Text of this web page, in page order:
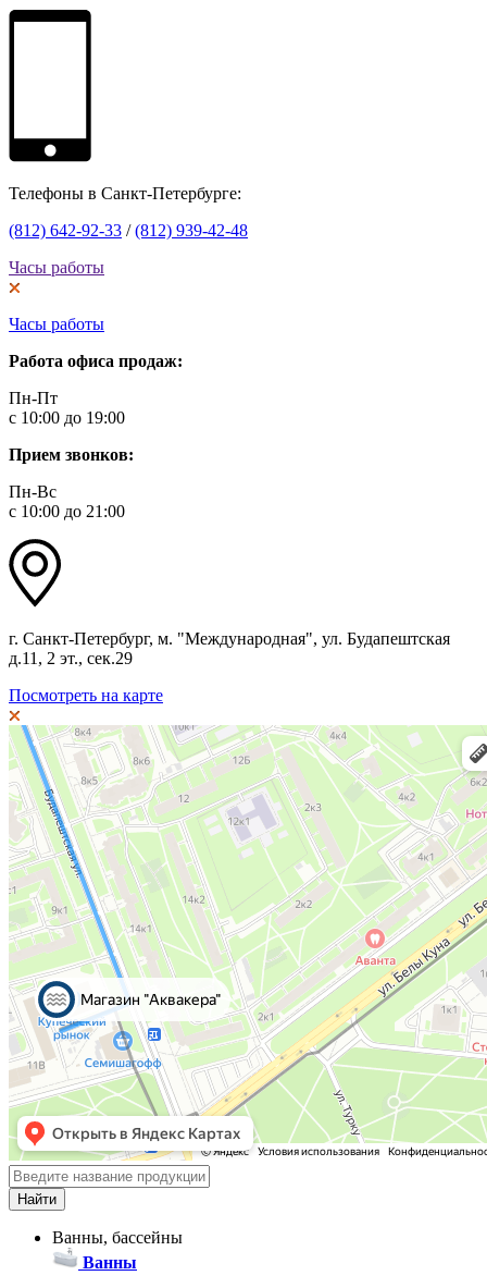
Телефоны в Санкт-Петербурге:
(812) 642-92-33 /(812) 939-42-48
Часы работы
Часы работы
Работа офиса продаж:
Пн-Пт
с 10:00 до 19:00
Прием звонков:
Пн-Вс
с 10:00 до 21:00
г. Санкт-Петербург, м. "Международная", ул. Будапештская
д.11, 2 эт., сек.29
Посмотреть на карте
Ванны, бассейны
Ванны